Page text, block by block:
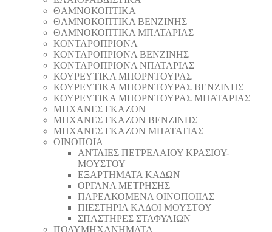
ΘAΜΝΟΚΟΠΤΙΚΑ
ΘAΜΝΟΚΟΠΤΙΚΑ ΒΕΝΖΙΝΗΣ
ΘAΜΝΟΚΟΠΤΙΚΑ ΜΠΑΤΑΡΙΑΣ
ΚΟΝΤΑΡΟΠΡΙΟΝΑ
ΚΟΝΤΑΡΟΠΡΙΟΝΑ ΒΕΝΖΙΝΗΣ
ΚΟΝΤΑΡΟΠΡΙΟΝΑ ΝΠΑΤΑΡΙΑΣ
ΚΟΥΡΕΥΤΙΚΑ ΜΠΟΡΝΤΟΥΡΑΣ
ΚΟΥΡΕΥΤΙΚΑ ΜΠΟΡΝΤΟΥΡΑΣ ΒΕΝΖΙΝΗΣ
ΚΟΥΡΕΥΤΙΚΑ ΜΠΟΡΝΤΟΥΡΑΣ ΜΠΑΤΑΡΙΑΣ
ΜΗΧΑΝΕΣ ΓΚΑΖΟΝ
ΜΗΧΑΝΕΣ ΓΚΑΖΟΝ ΒΕΝΖΙΝΗΣ
ΜΗΧΑΝΕΣ ΓΚΑΖΟΝ ΜΠΑΤΑΤΙΑΣ
ΟΙΝΟΠΟΙΑ
ΑΝΤΛΙΕΣ ΠΕΤΡΕΛΑΙΟΥ ΚΡΑΣΙΟΥ-
ΜΟΥΣΤΟΥ
ΕΞΑΡΤΗΜΑΤΑ ΚΑΔΩΝ
ΟΡΓΑΝΑ ΜΕΤΡΗΣΗΣ
ΠΑΡΕΛΚΟΜΕΝΑ ΟΙΝΟΠΟΙΙΑΣ
ΠΙΕΣΤΗΡΙΑ ΚΑΔΟΙ ΜΟΥΣΤΟΥ
ΣΠΑΣΤΗΡΕΣ ΣΤΑΦΥΛΙΩΝ
ΠΟΛΥΜΗΧΑΝΗΜΑΤΑ